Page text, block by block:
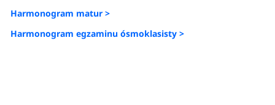
Harmonogram matur >
Harmonogram egzaminu ósmoklasisty >